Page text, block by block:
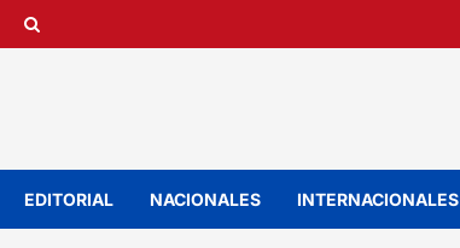
Saltar
EDITORIAL NACIONALES INTERNACIONALES